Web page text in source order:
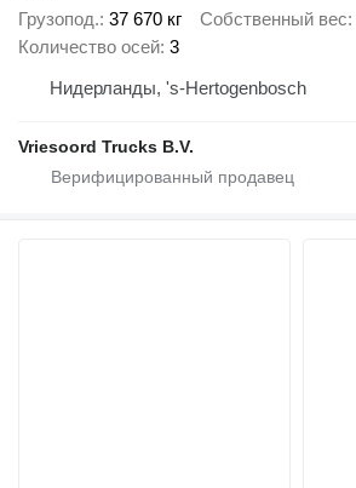
Грузопод. 37 670 кг Собственный вес
Количество осей 3
Нидерланды, 's-Hertogenbosch
Vriesoord Trucks B.V.